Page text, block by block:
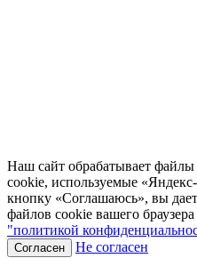
Наш сайт обрабатывает
cookie, используемые
кнопку «Соглашаюсь», вы
файлов cookie вашего
"политикой
Согласен Не согласен